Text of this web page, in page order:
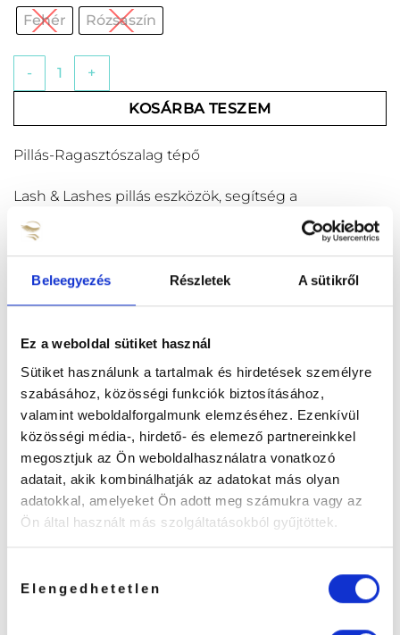
Beleegyezés Részletek A sütikről
Ez a weboldal sütiket használ
Sütiket használunk a tartalmak és hirdetések személyre
szabásához, közösségi funkciók biztosításához,
valamint weboldalforgalmunk elemzéséhez. Ezenkívül
közösségi média-, hirdető- és elemező partnereinkkel
megosztjuk az Ön weboldalhasználatra vonatkozó
adatait, akik kombinálhatják az adatokat más olyan
adatokkal, amelyeket Ön adott meg számukra vagy az
Ön által használt más szolgáltatásokból gyűjtöttek.
kiválasztása
Elengedhetetlen
Fehér Rózsaszín
Pillás-Ragasztószalag tépő mennyiség
KOSÁRBA TESZEM
Pillás-Ragasztószalag tépő
Lash & Lashes pillás eszközök, segítség a
mindennapokban!
SZÍN Fehér, Rózsaszín
Értékelések
Még nincsenek értékelések.
értékelése elsőként